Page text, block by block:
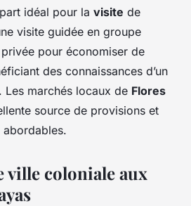
idéal pour la visite de
visite guidée en groupe
pour économiser de
des connaissances d’un
Les marchés locaux de Flores
source de provisions et
ville coloniale aux